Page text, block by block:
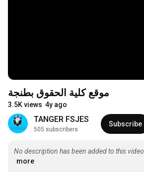
موقع كلية الحقوق بطنجة
3.5K views 4y ago
TANGER FSJES
505 subscribers
Subscribe
No description has been added to this video.
more